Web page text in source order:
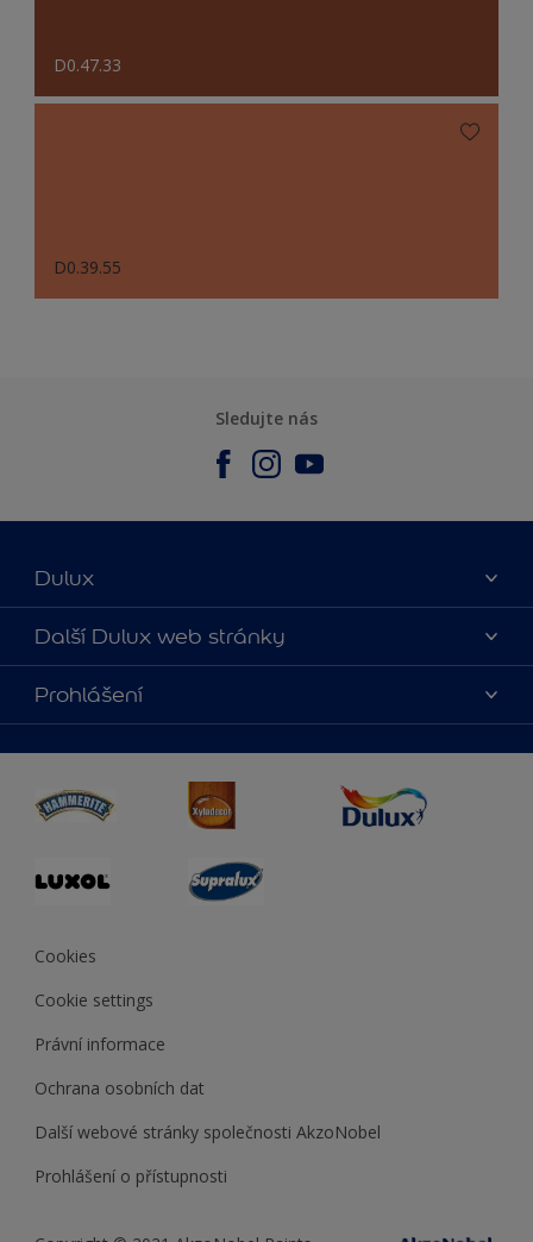
D0.47.33
D0.39.55
Sledujte nás
Dulux
O nás
Kontaktujte nás
Najít obchod
Další Dulux web stránky
duluxmalir.cz
duluxmaliar.sk
duluxprodejnabarev.cz
duluxpredajnafarieb.sk
Prohlášení
Cookies
Cookie settings
Právní informace
Ochrana osobních dat
Další webové stránky společnosti AkzoNobel
Prohlášení o přístupnosti